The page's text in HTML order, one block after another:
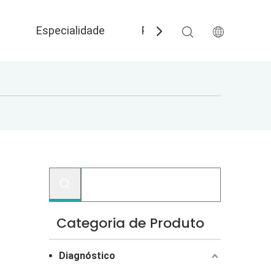
Especialidade Perguntas frequentes
Categoria de Produto
Diagnóstico